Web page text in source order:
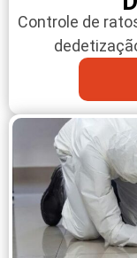
Controle de